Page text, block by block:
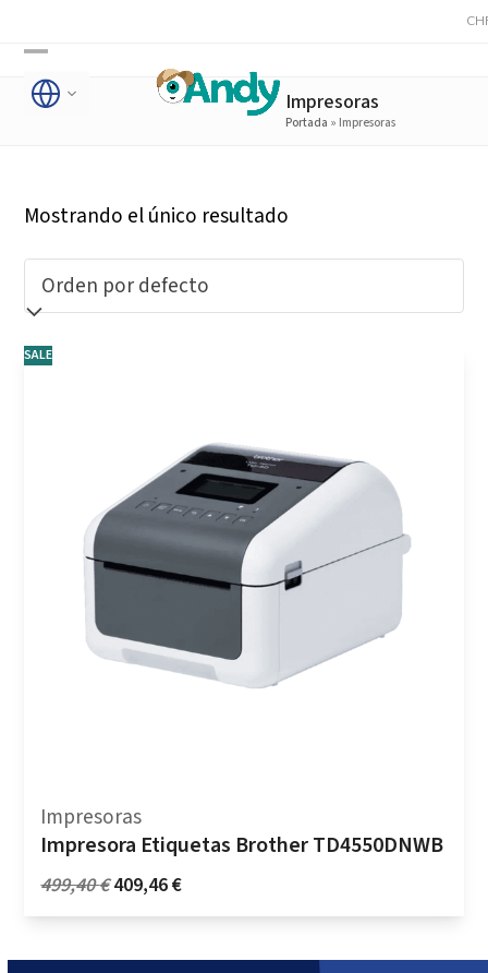
content
Open
mobile
Close
mobile
Impresoras
Portada » Impresoras
Mostrando el único resultado
SALE
Impresoras
Impresora Etiquetas Brother TD4550DNWB
499,40€Original
price
409,46€Current
price